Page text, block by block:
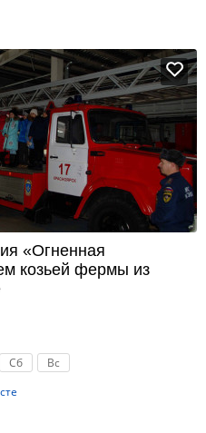
«Огненная
козьей фермы из
Сб
Вс